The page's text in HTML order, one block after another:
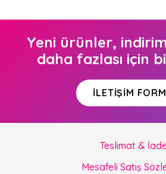
Yeni ürünler,
daha fazlası için
İLETIŞIM
Teslimat &
Mesafeli Satış